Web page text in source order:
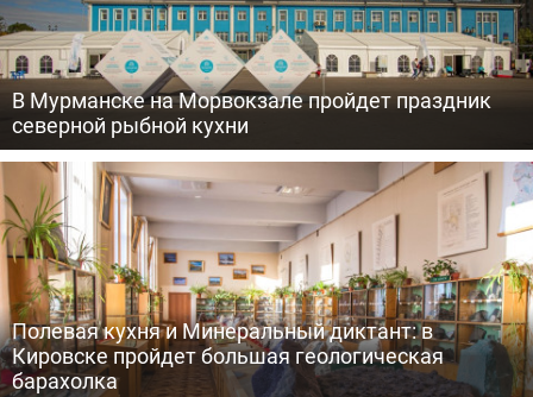
В Мурманске на Морвокзале пройдет праздник
северной рыбной кухни
Полевая кухня и Минеральный диктант: в
Кировске пройдет большая геологическая
барахолка